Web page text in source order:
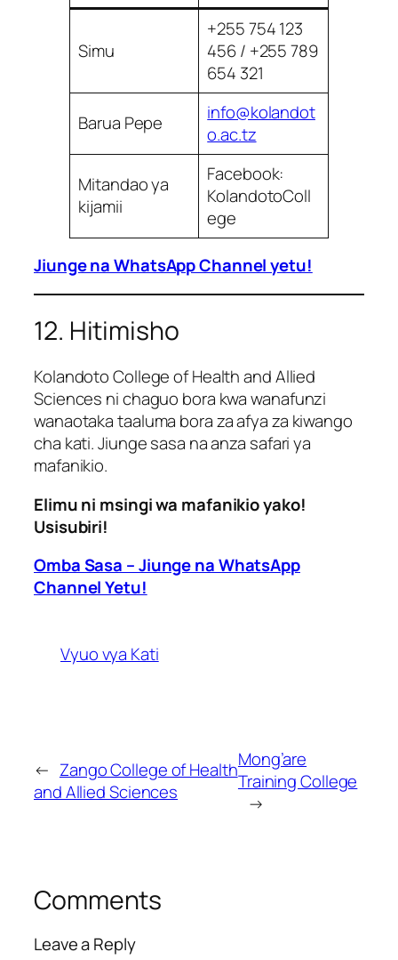
Simu
+255 754 123
456 / +255 789
654 321
Barua Pepe
info@kolandot
o.ac.tz
Mitandao ya
kijamii
Facebook:
KolandotoColl
ege
Jiunge na WhatsApp Channel yetu!
12. Hitimisho
Kolandoto College of Health and Allied
Sciences ni chaguo bora kwa wanafunzi
wanaotaka taaluma bora za afya za kiwango
cha kati. Jiunge sasa na anza safari ya
mafanikio.
Elimu ni msingi wa mafanikio yako!
Usisubiri!
Omba Sasa – Jiunge na WhatsApp
Channel Yetu!
Vyuo vya Kati
← Zango College of Health
and Allied Sciences
Mong’are
Training College
→
Comments
Leave a Reply